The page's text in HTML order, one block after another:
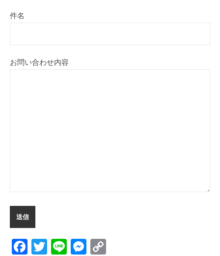
件名
お問い合わせ内容
Facebook
Twitter
LineMessenger